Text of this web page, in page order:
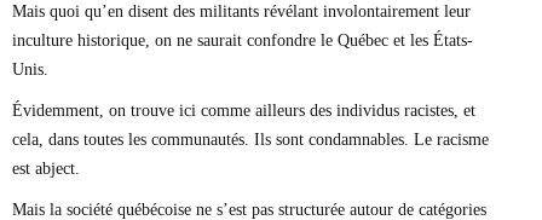
Mais quoi qu’en disent des militants révélant involontairement leur
inculture historique, on ne saurait confondre le Québec et les États-
Unis.
Évidemment, on trouve ici comme ailleurs des individus racistes, et
cela, dans toutes les communautés. Ils sont condamnables. Le racisme
est abject.
Mais la société québécoise ne s’est pas structurée autour de catégories